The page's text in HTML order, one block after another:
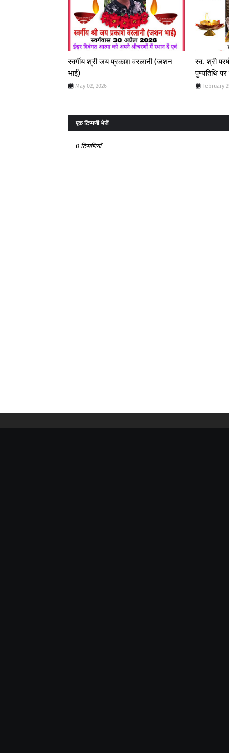
स्वर्गीय श्री जय प्रकाश वरलानी (जशन
भाई)
May 02, 2026
स्व. श्री
पुण्यतिथि
February
एक टिप्पणी भेजें
0 टिप्पणियाँ